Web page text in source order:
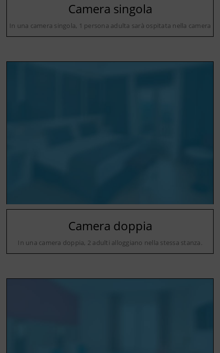
Camera singola
In una camera singola, 1 persona adulta sarà ospitata nella camera
Camera doppia
In una camera doppia, 2 adulti alloggiano nella stessa stanza.